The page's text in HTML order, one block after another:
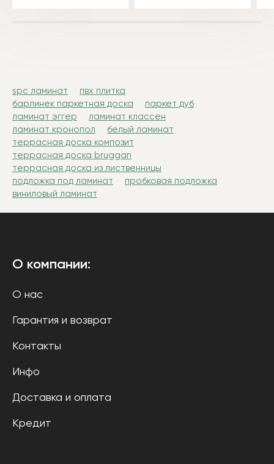
spc ламинат
пвх плитка
барлинек паркетная доска
паркет дуб
ламинат эггер
ламинат классен
ламинат кронопол
белый ламинат
террасная доска композит
террасная доска bruggan
террасная доска из лиственницы
подложка под ламинат
пробковая подложка
виниловый ламинат
О компании:
О нас
Гарантия и возврат
Контакты
Инфо
Доставка и оплата
Кредит